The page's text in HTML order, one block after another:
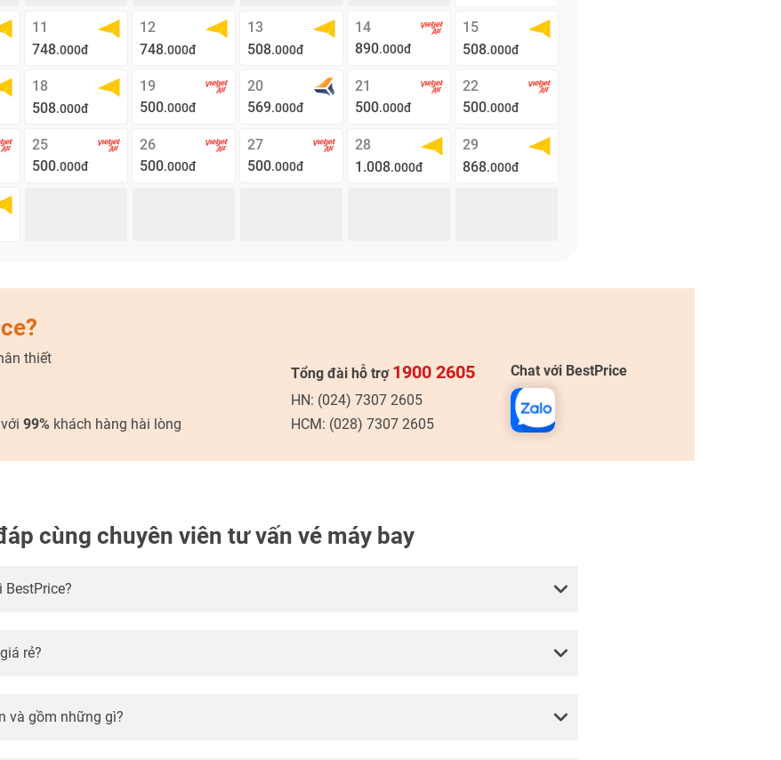
11
748.000đ
12
748.000đ
13
508.000đ
14
890.000đ
15
508.000đ
18
508.000đ
19
500.000đ
20
569.000đ
21
500.000đ
22
500.000đ
25
500.000đ
26
500.000đ
27
500.000đ
28
1.008.000đ
29
868.000đ
thiết
99% khách hàng hài lòng
Tổng đài hỗ trợ 1900 2605
HN: (024) 7307 2605
HCM: (028) 7307 2605
Chat với BestPrice
cùng chuyên viên tư vấn vé máy bay
rẻ?
và gồm những gì?